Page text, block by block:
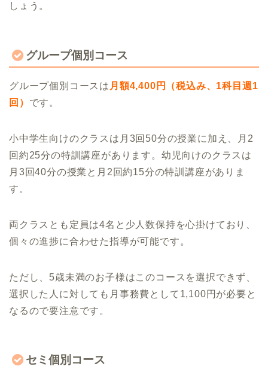
しょう。
グループ個別コース
グループ個別コースは 月額4,400円（税込み、1科目週1
回） です。
小中学生向けのクラスは月3回50分の授業に加え、月2
回約25分の特訓講座があります。幼児向けのクラスは
月3回40分の授業と月2回約15分の特訓講座がありま
す。
両クラスとも定員は4名と少人数保持を心掛けており、
個々の進捗に合わせた指導が可能です。
ただし、5歳未満のお子様はこのコースを選択できず、
選択した人に対しても月事務費として1,100円が必要と
なるので要注意です。
セミ個別コース